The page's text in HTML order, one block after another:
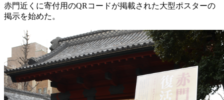
赤門近くに寄付用のQRコードが掲載された大型ポスターの
掲示を始めた。